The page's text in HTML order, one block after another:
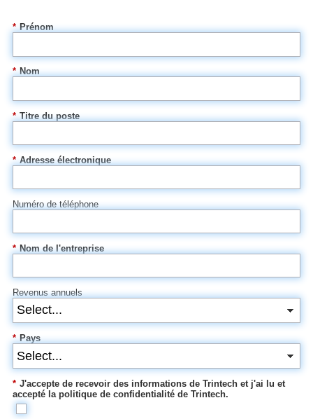
* Prénom
* Nom
* Titre du poste
* Adresse électronique
Numéro de téléphone
* Nom de l'entreprise
Revenus annuels
* Pays
* J'accepte de recevoir des informations de Trintech et j'ai lu et
accepté la politique de confidentialité de Trintech.